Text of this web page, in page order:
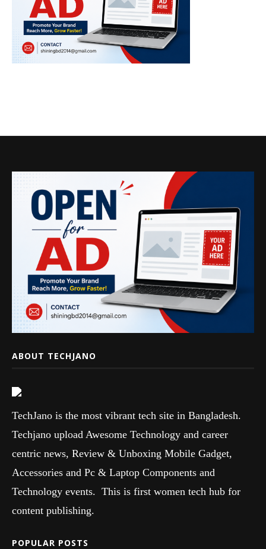
ABOUT TECHJANO
TechJano is the most vibrant tech site in Bangladesh.
Techjano upload Awesome Technology and career
centric news, Review & Unboxing Mobile Gadget,
Accessories and Pc & Laptop Components and
Technology events. This is first women tech hub for
content publishing.
POPULAR POSTS